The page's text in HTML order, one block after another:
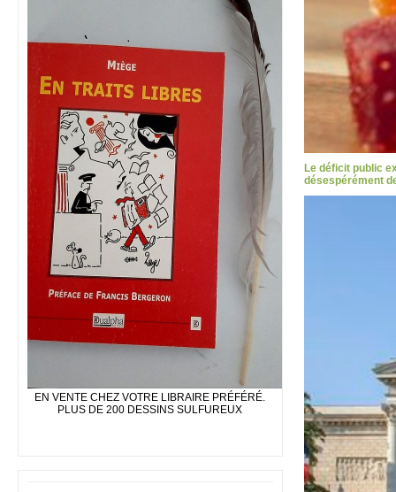
EN VENTE CHEZ VOTRE LIBRAIRE PRÉFÉRÉ.
PLUS DE 200 DESSINS SULFUREUX
Le déficit public
désespérément